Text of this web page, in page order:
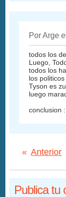
Por Arge
todos los
Luego,
todos los
los
Tyson es
luego
conclusion
« Anterior
Publica tu